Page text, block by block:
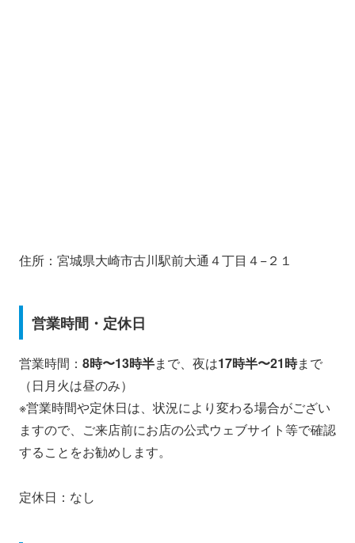
住所：宮城県大崎市古川駅前大通４丁目４−２１
営業時間・定休日
営業時間： 8時〜13時半まで、夜は17時半〜21時まで
（日月火は昼のみ）
※営業時間や定休日は、状況により変わる場合がござい
ますので、ご来店前にお店の公式ウェブサイト等で確認
することをお勧めします。
定休日：なし